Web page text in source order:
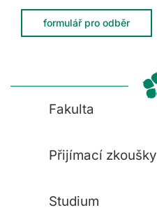
formulář pro odběr
Fakulta
Přijímací zkoušky
Studium